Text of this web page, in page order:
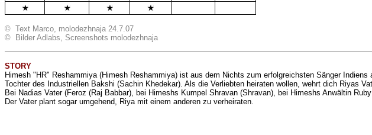
© Text Marco, molodezhnaja 24.7.07
© Bilder Adlabs, Screenshots molodezhnaja
STORY
Himesh "HR" Reshammiya (Himesh Reshammiya) ist aus dem Nichts zum erfolgreichsten Sänger
Tochter des Industriellen Bakshi (Sachin Khedekar). Als die Verliebten heiraten wollen, wehrt dich Riyas
Bei Nadias Vater (Feroz (Raj Babbar), bei Himeshs Kumpel Shravan (Shravan), bei Himeshs Anwältin
Der Vater plant sogar umgehend, Riya mit einem anderen zu verheiraten.